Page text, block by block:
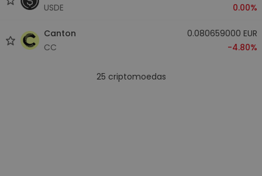
USDE
0.00%
Canton
CC
0.080659000 EUR
-4.80%
25 criptomoedas